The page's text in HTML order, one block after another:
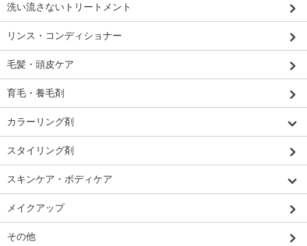
洗い流さないトリートメント
リンス・コンディショナー
毛髪・頭皮ケア
育毛・養毛剤
カラーリング剤
スタイリング剤
スキンケア・ボディケア
メイクアップ
その他